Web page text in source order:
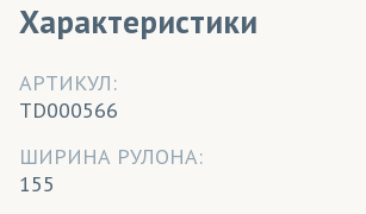
Характеристики
АРТИКУЛ:
TD000566
ШИРИНА РУЛОНА:
155